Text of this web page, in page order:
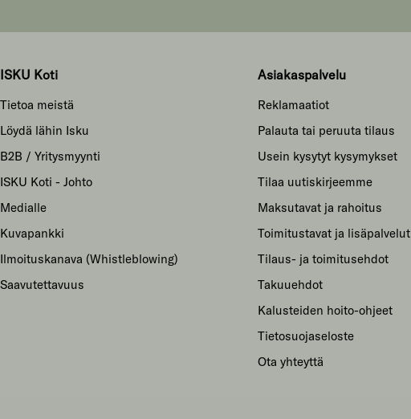
ISKU Koti
Tietoa meistä
Löydä lähin Isku
B2B / Yritysmyynti
ISKU Koti - Johto
Medialle
Kuvapankki
Ilmoituskanava (Whistleblowing)
Saavutettavuus
Asiakaspalvelu
Reklamaatiot
Palauta tai peruuta tilaus
Usein kysytyt kysymykset
Tilaa uutiskirjeemme
Maksutavat ja rahoitus
Toimitustavat ja lisäpalvelut
Tilaus- ja toimitusehdot
Takuuehdot
Kalusteiden hoito-ohjeet
Tietosuojaseloste
Ota yhteyttä